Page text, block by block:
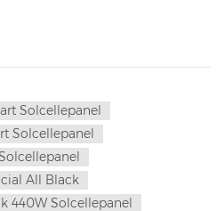
Solcellepanel
Solcellepanel
All Black
440W Solcellepanel